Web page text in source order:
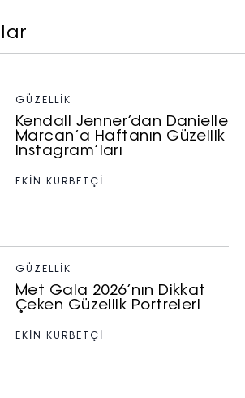
GÜZELLIK
Kendall Jenner’dan Danielle
Marcan’a Haftanın Güzellik
Instagram’ları
EKİN KURBETÇİ
GÜZELLIK
Met Gala 2026’nın Dikkat
Çeken Güzellik Portreleri
EKİN KURBETÇİ